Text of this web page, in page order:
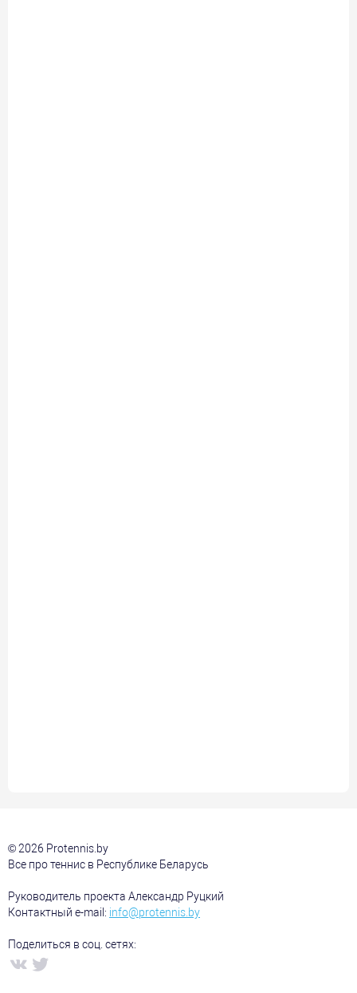
© 2026 Protennis.by
Все про теннис в Республике Беларусь
Руководитель проекта Александр Руцкий
Контактный e-mail: info@protennis.by
Поделиться в соц. сетях: